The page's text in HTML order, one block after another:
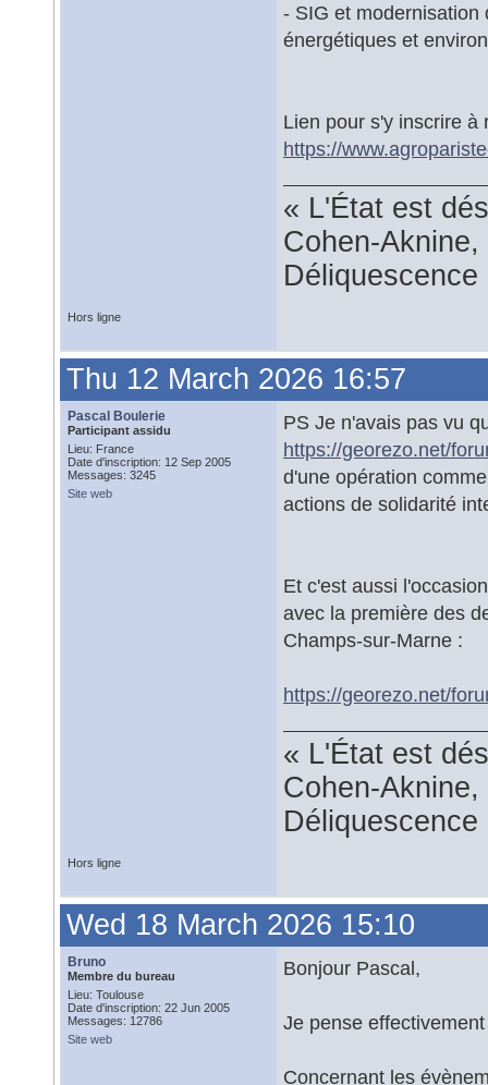
- SIG et modernisation
énergétiques et
Lien pour s'y inscrire à
https://
« L'État est
Cohen-
Hors ligne
Thu 12 March 2026 16:57
Pascal Boulerie
Participant assidu
Lieu: France
Date d'inscription: 12 Sep 2005
Messages: 3245
Site web
PS Je n'avais pas vu
https://georezo.net/
d'une opération
actions de solidarité
Et c'est aussi
avec la première des
Champs-sur-Marne :
https://georezo.net/
« L'État est
Cohen-
Hors ligne
Wed 18 March 2026 15:10
Bruno
Membre du bureau
Lieu: Toulouse
Date d'inscription: 22 Jun 2005
Messages: 12786
Site web
Bonjour Pascal,
Je pense
Concernant les